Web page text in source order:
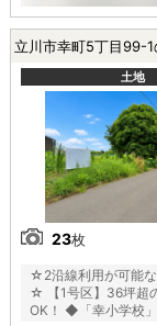
立川市幸町5丁目99-1
土地
23枚
☆2沿線利用が可能
☆ 【1号区】36坪超
OK！ ◆「幸小学校